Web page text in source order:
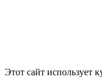
Этот сайт использует